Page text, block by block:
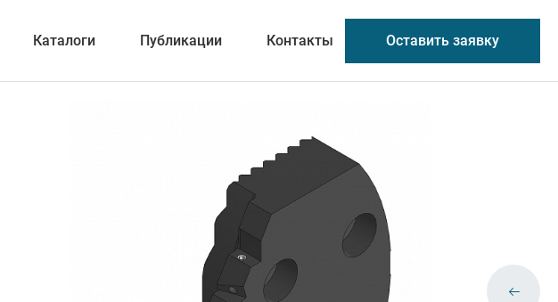
Каталоги Публикации Контакты Оставить заявку